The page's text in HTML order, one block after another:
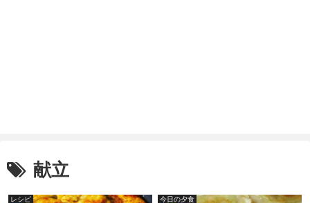
献立
レシピ 今日の夕食